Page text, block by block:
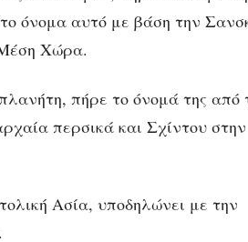
όνομα αυτό με βάση την
Χώρα.
πήρε το όνομά της από
περσικά και Σχίντου στην
Ασία, υποδηλώνει με την